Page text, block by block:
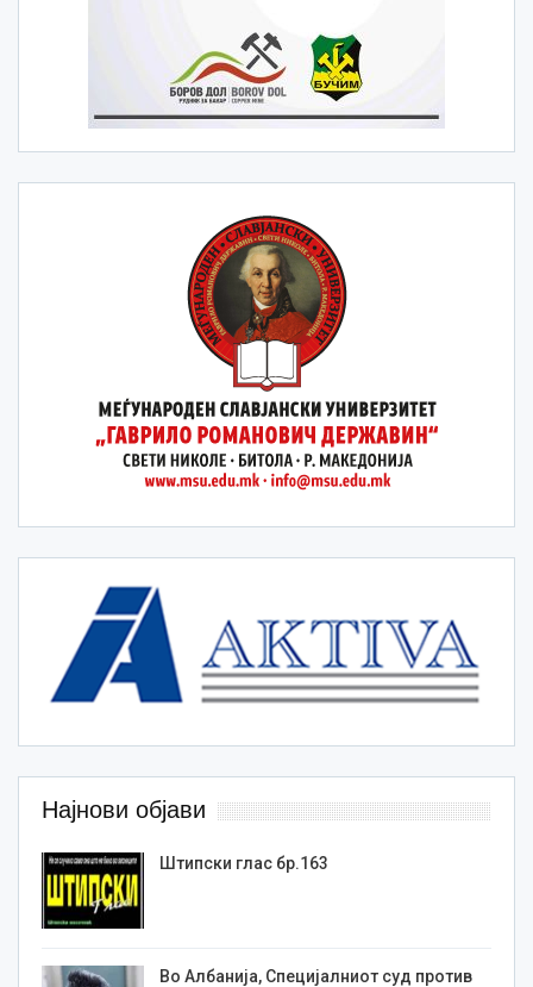
Најнови објави
Штипски глас бр.163
Во Албанија, Специјалниот суд против